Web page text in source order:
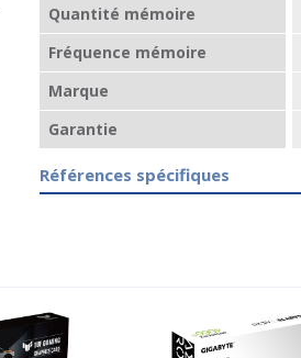
Quantité mémoire
Fréquence mémoire
Marque
Garantie
Références spécifiques